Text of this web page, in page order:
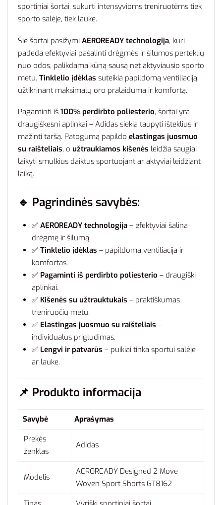
sportiniai šortai, sukurti intensyvioms treniruotėms tiek
sporto salėje, tiek lauke.
Šie šortai pasižymi AEROREADY technologija, kuri
padeda efektyviai pašalinti drėgmės ir šilumos perteklių
nuo odos, palikdama kūną sausą net aktyviausio sporto
metu. Tinklelio įdėklas suteikia papildomą ventiliaciją,
užtikrinant maksimalų oro pralaidumą ir komfortą.
Pagaminti iš 100% perdirbto poliesterio, šortai yra
draugiškesni aplinkai – Adidas siekia taupyti išteklius ir
mažinti taršą. Patogumą papildo elastingas juosmuo
su raišteliais, o užtraukiamos kišenės leidžia saugiai
laikyti smulkius daiktus sportuojant ar aktyviai leidžiant
laiką.
🔹 Pagrindinės savybės:
✅AEROREADY technologija – efektyviai šalina
drėgmę ir šilumą.
✅Tinklelio įdėklas – papildoma ventiliacija ir
komfortas.
✅ Pagaminti iš perdirbto poliesterio – draugiški
aplinkai.
✅ Kišenės su užtrauktukais – praktiškumas
treniruočių metu.
✅ Elastingas juosmuo su raišteliais –
individualus prigludimas.
✅ Lengvi ir patvarūs – puikiai tinka sportui salėje
ar lauke.
📌 Produkto informacija
Savybė
Aprašymas
Prekės
ženklas
Adidas
Modelis
AEROREADY Designed 2 Move
Woven Sport Shorts GT8162